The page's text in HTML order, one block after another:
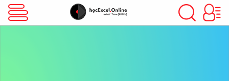
VBA Excel